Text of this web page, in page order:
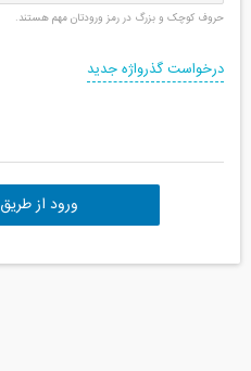
حروف کوچک و بزرگ در رمز ورودتان مهم هستند.
درخواست گذرواژه جدید
ورود از طریق Linkedin